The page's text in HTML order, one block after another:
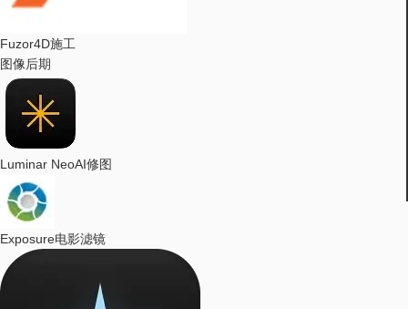
Fuzor4D施工
图像后期
Luminar NeoAI修图
Exposure电影滤镜